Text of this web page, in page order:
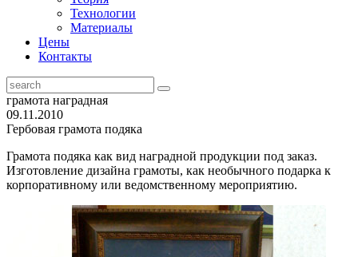
Технологии
Материалы
Цены
Контакты
грамота наградная
09.11.2010
Гербовая грамота подяка
Грамота подяка как вид наградной продукции под заказ.
Изготовление дизайна грамоты, как необычного подарка к
корпоративному или ведомственному мероприятию.